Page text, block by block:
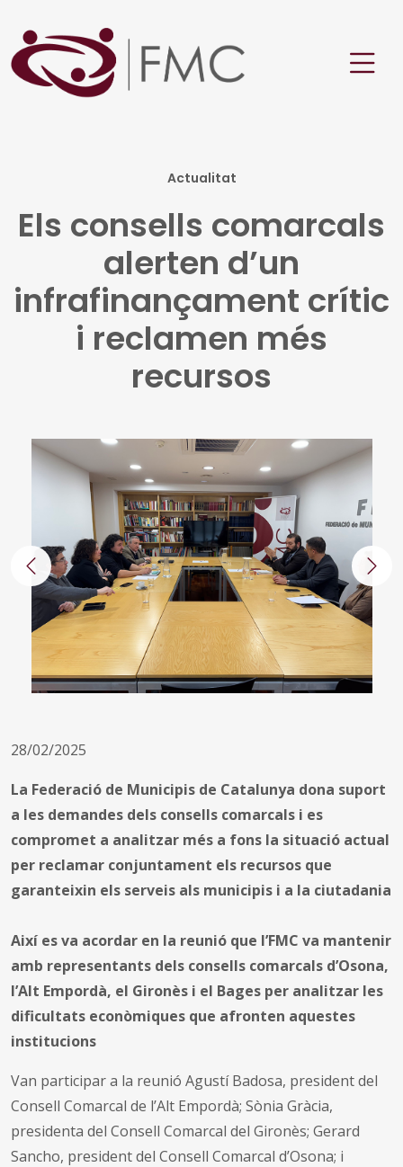
Actualitat
Els consells comarcals
alerten d’un
infrafinançament crític
i reclamen més
recursos
Anterior
28/02/2025
La Federació de Municipis de Catalunya dona suport
a les demandes dels consells comarcals i es
compromet a analitzar més a fons la situació actual
per reclamar conjuntament els recursos que
garanteixin els serveis als municipis i a la ciutadania
Així es va acordar en la reunió que l’FMC va mantenir
amb representants dels consells comarcals d’Osona,
l’Alt Empordà, el Gironès i el Bages per analitzar les
dificultats econòmiques que afronten aquestes
institucions
Van participar a la reunió Agustí Badosa, president del
Consell Comarcal de l’Alt Empordà; Sònia Gràcia,
presidenta del Consell Comarcal del Gironès; Gerard
Sancho, president del Consell Comarcal d’Osona; i